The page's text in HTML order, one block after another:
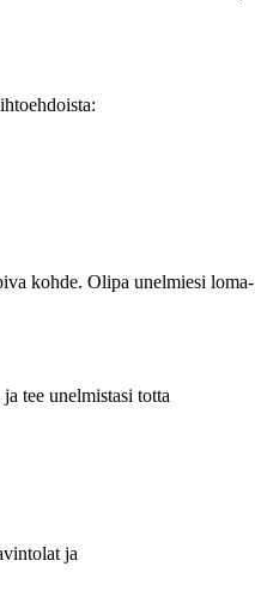
kohde. Olipa unelmiesi loma-
tee unelmistasi totta
ja